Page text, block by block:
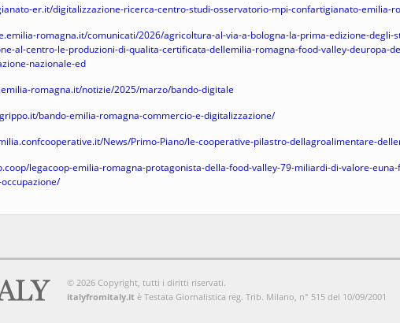
er.it/digitalizzazione-ricerca-centro-studi-osservatorio-mpi-confartigianato-emilia-
romagna.it/comunicati/2026/agricoltura-al-via-a-bologna-la-prima-edizione-degli-
al-centro-le-produzioni-di-qualita-certificata-dellemilia-romagna-food-valley-deuropa-
nazionale-ed
romagna.it/notizie/2025/marzo/bando-digitale
bando-emilia-romagna-commercio-e-digitalizzazione/
News/Primo-Piano/le-cooperative-pilastro-dellagroalimentare-
legacoop-emilia-romagna-protagonista-della-food-valley-79-miliardi-di-valore-
© 2026 Copyright, tutti i diritti riservati.
italyfromitaly.it è Testata Giornalistica reg. Trib. Milano, n° 515 del 10/09/2001